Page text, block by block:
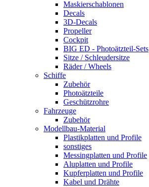
Maskierschablonen
Decals
3D-Decals
Propeller
Cockpit
BIG ED - Photoätzteil-Sets
Sitze / Schleudersitze
Räder / Wheels
Schiffe
Zubehör
Photoätzteile
Geschützrohre
Fahrzeuge
Zubehör
Modellbau-Material
Plastikplatten und Profile
sonstiges
Messingplatten und Profile
Aluplatten und Profile
Kupferplatten und Profile
Kabel und Drähte